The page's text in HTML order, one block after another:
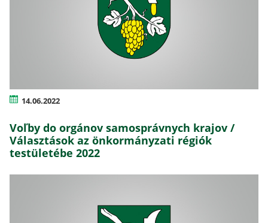
14.06.2022
Voľby do orgánov samosprávnych krajov /
Választások az önkormányzati régiók
testületébe 2022